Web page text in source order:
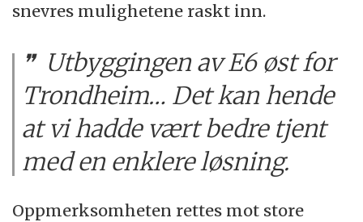
snevres mulighetene raskt inn.
Utbyggingen av E6 øst for
Trondheim… Det kan hende
at vi hadde vært bedre tjent
med en enklere løsning.
Oppmerksomheten rettes mot store